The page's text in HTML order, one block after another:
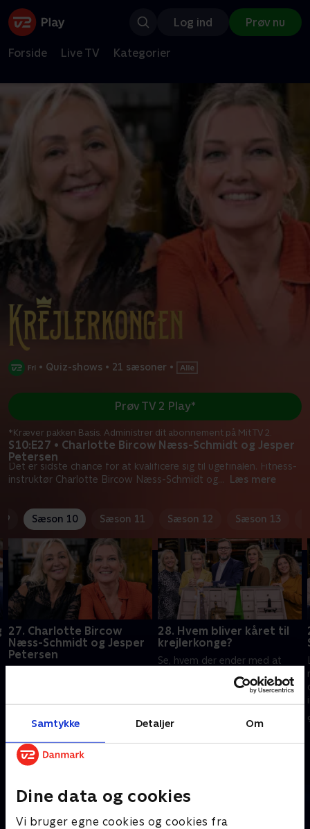
Samtykke Detaljer Om
Dine data og cookies
Vi bruger egne cookies og cookies fra
Log ind Prøv nu
Forside Live TV Kategorier
• Quiz-shows • 21 sæsoner •
S10:E27 • Charlotte Bircow Næss-Schmidt og Jesper
Petersen
Det er sidste chance for at kvalificere sig til ugefinalen. Fitness-
instruktør Charlotte Bircow Næss-Schmidt og... Læs mere
Prøv TV 2 Play*
*Kræver pakken Basis. Administrer dit abonnement på Mit TV 2.
9 Sæson 10 Sæson 11 Sæson 12 Sæson 13
27. Charlotte Bircow
Næss-Schmidt og Jesper
Petersen
socialdemokrat Jesper
4. marts 2020 • 29 min
28. Hvem bliver kåret til
krejlerkonge?
Se, hvem der ender med at
fornemme titel som ugens
Bjarup Riis
5. marts 2020 • 29 min
Andre så også